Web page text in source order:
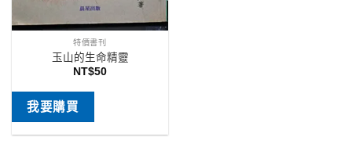
特價書刊
玉山的生命精靈
NT$50
我要購買